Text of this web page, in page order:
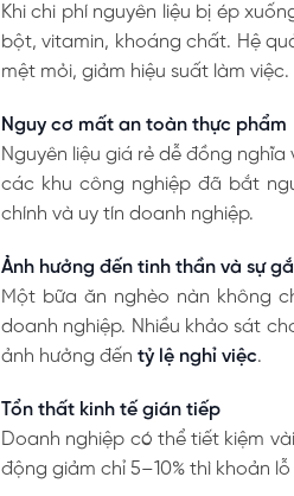
Khi chi phí nguyên liệu bị ép
bột, vitamin, khoáng chất. Hệ
mệt mỏi, giảm hiệu suất làm việc.
Nguy cơ mất an toàn thực phẩm
Nguyên liệu giá rẻ dễ đồng
các khu công nghiệp đã bắt
chính và uy tín doanh nghiệp.
Ảnh hưởng đến tinh thần và sự
Một bữa ăn nghèo nàn không
doanh nghiệp. Nhiều khảo sát
ảnh hưởng đến tỷ lệ nghỉ việc.
Tổn thất kinh tế gián tiếp
Doanh nghiệp có thể tiết kiệm
động giảm chỉ 5–10% thì khoản